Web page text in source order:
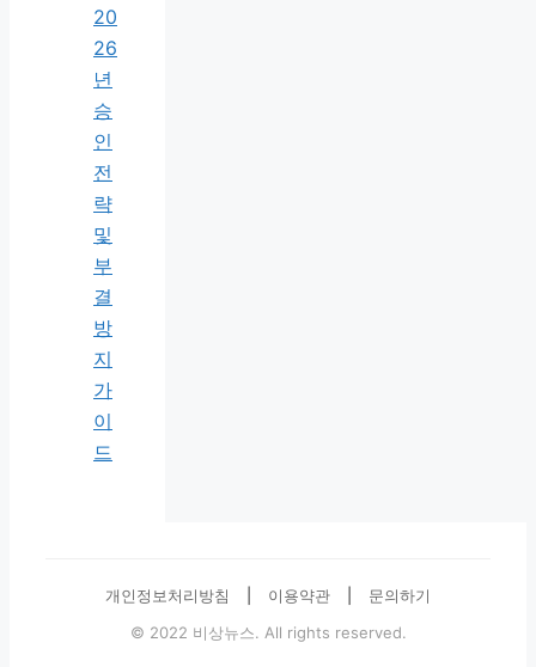
20
26
년
승
인
전
략
및
부
결
방
지
가
이
드
개인정보처리방침 이용약관
문의하기
© 2022 비상뉴스. All rights reserved.